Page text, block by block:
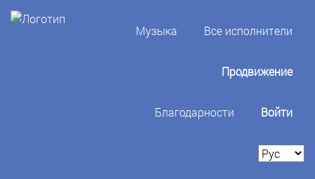
Музыка Все исполнители
Продвижение
Благодарности Войти